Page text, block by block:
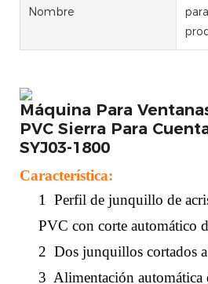
Nombre
Máquina Para
PVC Sierra Para
SYJ03-1800
Característica:
1
Perfil de junquillo de
PVC con corte automático
2 Dos junquillos cortados
3 Alimentación automática